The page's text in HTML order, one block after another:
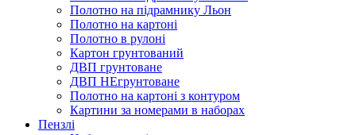
Полотно на підрамнику Льон
Полотно на картоні
Полотно в рулоні
Картон грунтований
ДВП грунтоване
ДВП НЕгрунтоване
Полотно на картоні з контуром
Картини за номерами в наборах
Пензлі